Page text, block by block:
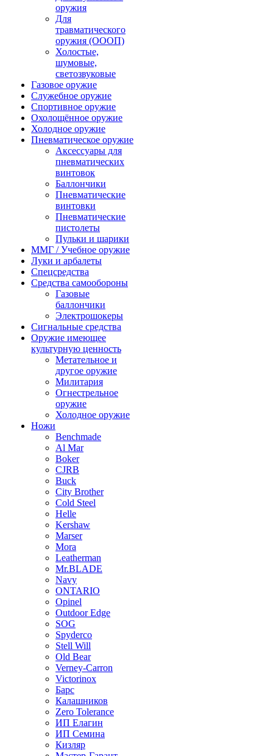
оружия
Для
травматического
оружия (ОООП)
Холостые,
шумовые,
светозвуковые
Газовое оружие
Служебное оружие
Спортивное оружие
Охолощённое оружие
Холодное оружие
Пневматическое оружие
Аксессуары для
пневматических
винтовок
Баллончики
Пневматические
винтовки
Пневматические
пистолеты
Пульки и шарики
ММГ / Учебное оружие
Луки и арбалеты
Спецсредства
Средства самообороны
Газовые
баллончики
Электрошокеры
Сигнальные средства
Оружие имеющее
культурную ценность
Метательное и
другое оружие
Милитария
Огнестрельное
оружие
Холодное оружие
Ножи
Benchmade
Al Mar
Boker
CJRB
Buck
City Brother
Cold Steel
Helle
Kershaw
Marser
Mora
Leatherman
Mr.BLADE
Navy
ONTARIO
Opinel
Outdoor Edge
SOG
Spyderco
Stell Will
Old Bear
Verney-Carron
Victorinox
Барс
Калашников
Zero Tolerance
ИП Елагин
ИП Семина
Кизляр